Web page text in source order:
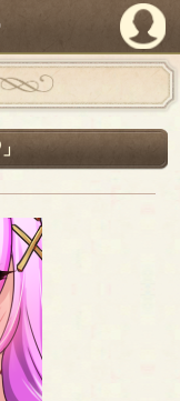
PandoraPartyProject